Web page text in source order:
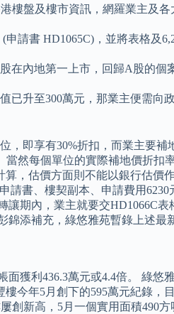
樓盤及樓市資訊，網羅業主及
請書 HD1065C)，並將表格及
在內地第一上市，回歸A股的個
已升至300萬元，那業主便需向
，即享有30%折扣，而業主要補
然每個單位的實際補地價折扣
，估價方面則不能以銀行估價
請書、樓契副本、申請費用6230
期內，業主就要交HD1066C表
添補充，綠悠雅苑暫錄上述最
面獲利436.3萬元或4.4倍。 綠悠
今年5月創下的595萬元紀錄，
創新高，5月一個實用面積490方